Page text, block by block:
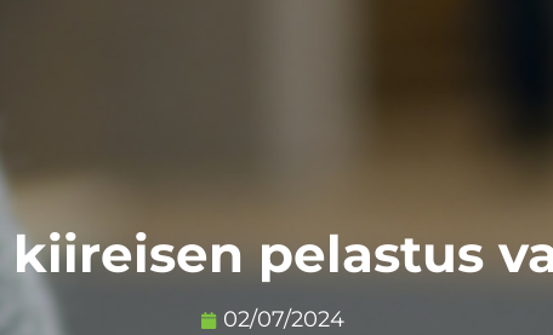
pelastus
02/07/2024